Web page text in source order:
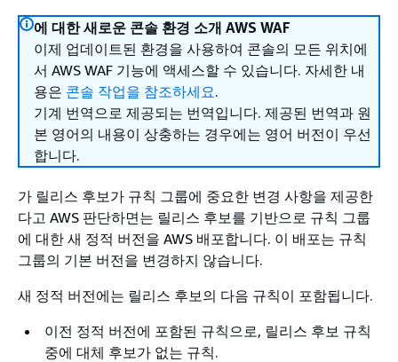
에 대한 새로운 콘솔 환경 소개 AWS WAF
이제 업데이트된 환경을 사용하여 콘솔의 모든 위치에
서 AWS WAF 기능에 액세스할 수 있습니다. 자세한 내
용은 콘솔 작업을 참조하세요.
기계 번역으로 제공되는 번역입니다. 제공된 번역과 원
본 영어의 내용이 상충하는 경우에는 영어 버전이 우선
합니다.
가 릴리스 후보가 규칙 그룹에 중요한 변경 사항을 제공한
다고 AWS 판단하면는 릴리스 후보를 기반으로 규칙 그룹
에 대한 새 정적 버전을 AWS 배포합니다. 이 배포는 규칙
그룹의 기본 버전을 변경하지 않습니다.
새 정적 버전에는 릴리스 후보의 다음 규칙이 포함됩니다.
이전 정적 버전에 포함된 규칙으로, 릴리스 후보 규칙
중에 대체 후보가 없는 규칙.